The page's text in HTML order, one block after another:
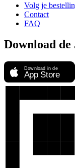
Volg je
Contact
FAQ
Download